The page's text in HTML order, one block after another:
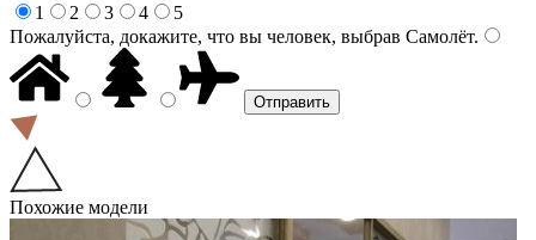
1
2 3 4
5
Пожалуйста, докажите, что вы человек, выбрав Самолёт.
Похожие модели